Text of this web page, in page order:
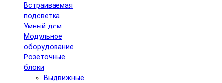
Встраиваемая
подсветка
Умный дом
Модульное
оборудование
Розеточные
блоки
Выдвижные